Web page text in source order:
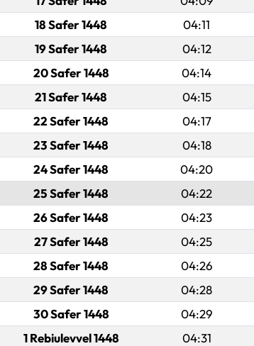
18 Safer 1448 04:11
19 Safer 1448 04:12
20 Safer 1448 04:14
21 Safer 1448 04:15
22 Safer 1448 04:17
23 Safer 1448 04:18
24 Safer 1448 04:20
25 Safer 1448 04:22
26 Safer 1448 04:23
27 Safer 1448 04:25
28 Safer 1448 04:26
29 Safer 1448 04:28
30 Safer 1448 04:29
1 Rebiulevvel 1448 04:31